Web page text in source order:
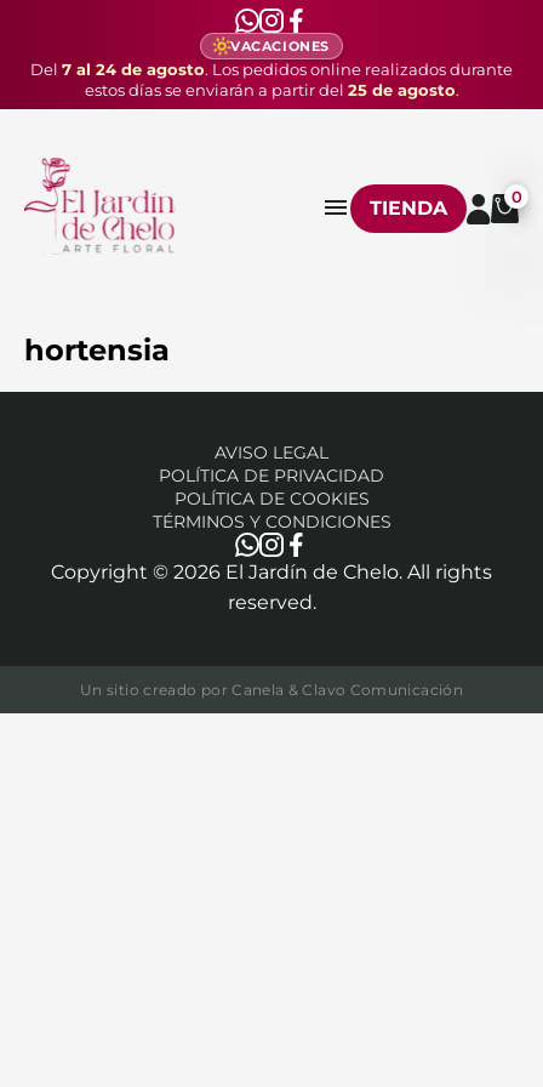
VACACIONES
Del 7 al 24 de agosto. Los pedidos online realizados durante
estos días se enviarán a partir del 25 de agosto.
TIENDA 0
hortensia
Copyright © 2026 El Jardín de Chelo. All rights
reserved.
AVISO LEGAL
POLÍTICA DE PRIVACIDAD
POLÍTICA DE COOKIES
TÉRMINOS Y CONDICIONES
Un sitio creado porCanela & Clavo Comunicación